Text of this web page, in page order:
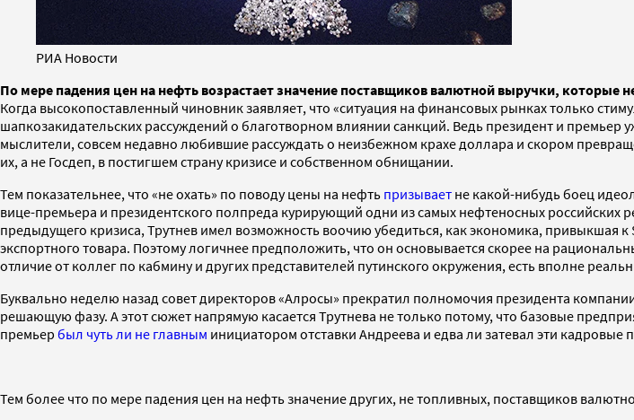
РИА Новости
По мере падения цен на нефть возрастает значение поставщиков валютной выручки, которые
Когда высокопоставленный чиновник заявляет, что «ситуация на финансовых рынках только
шапкозакидательских рассуждений о благотворном влиянии санкций. Ведь президент и премьер
мыслители, совсем недавно любившие рассуждать о неизбежном крахе доллара и скором
их, а не Госдеп, в постигшем страну кризисе и собственном обнищании.
Тем показательнее, что «не охать» по поводу цены на нефть призывает не какой-нибудь боец
вице-премьера и президентского полпреда курирующий одни из самых нефтеносных
предыдущего кризиса, Трутнев имел возможность воочию убедиться, как экономика, привыкшая
экспортного товара. Поэтому логичнее предположить, что он основывается скорее на
отличие от коллег по кабмину и других представителей путинского окружения, есть вполне
Буквально неделю назад совет директоров «Алросы» прекратил полномочия президента
решающую фазу. А этот сюжет напрямую касается Трутнева не только потому, что базовые
премьер был чуть ли не главным инициатором отставки Андреева и едва ли затевал эти
Тем более что по мере падения цен на нефть значение других, не топливных, поставщиков